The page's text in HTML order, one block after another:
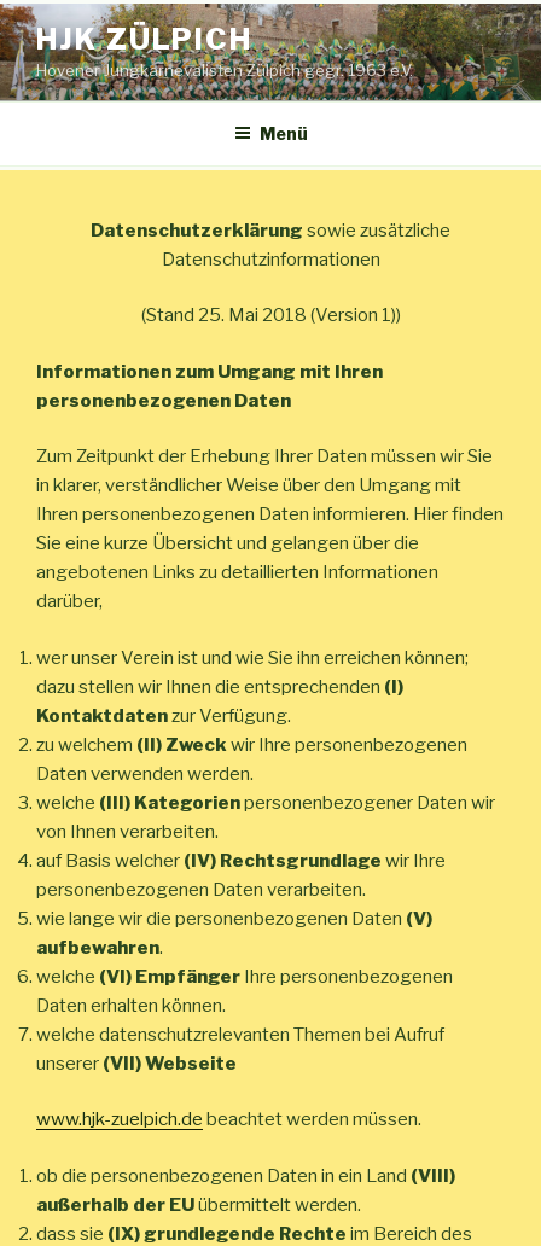
Zum
Inhalt
springen
HJK ZÜLPICH
Hovener Jungkarnevalisten Zülpich gegr. 1963 e.V.
Menü
Datenschutzerklärung sowie zusätzliche
Datenschutzinformationen
(Stand 25. Mai 2018 (Version 1))
Informationen zum Umgang mit Ihren
personenbezogenen Daten
Zum Zeitpunkt der Erhebung Ihrer Daten müssen wir Sie
in klarer, verständlicher Weise über den Umgang mit
Ihren personenbezogenen Daten informieren. Hier finden
Sie eine kurze Übersicht und gelangen über die
angebotenen Links zu detaillierten Informationen
darüber,
wer unser Verein ist und wie Sie ihn erreichen können;
dazu stellen wir Ihnen die entsprechenden (I)
Kontaktdatenzur Verfügung.
zu welchem (II) Zweck wir Ihre personenbezogenen
Daten verwenden werden.
welche (III) Kategorienpersonenbezogener Daten wir
von Ihnen verarbeiten.
auf Basis welcher (IV) Rechtsgrundlage wir Ihre
personenbezogenen Daten verarbeiten.
wie lange wir die personenbezogenen Daten (V)
aufbewahren.
welche (VI) Empfänger Ihre personenbezogenen
Daten erhalten können.
welche datenschutzrelevanten Themen bei Aufruf
unserer (VII) Webseite
www.hjk-zuelpich.de beachtet werden müssen.
ob die personenbezogenen Daten in ein Land (VIII)
außerhalb der EUübermittelt werden.
dass sie (IX) grundlegende Rechte im Bereich des